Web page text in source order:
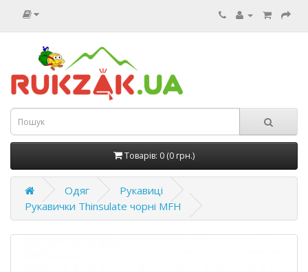
Товарів: 0 (0 грн.)
Одяг
Рукавиці
Рукавички Thinsulate чорні MFH